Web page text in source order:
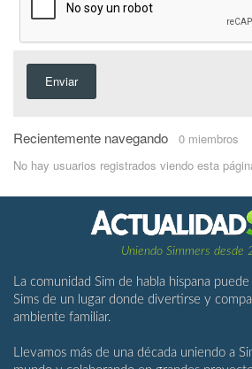
Enviar
Recientemente navegando 0 miembros
No hay usuarios registrados viendo esta
Uniendo Simmers desde
La comunidad Sim de habla hispana
Sims de un lugar donde divertirse y
ambiente familiar.
Llevamos más de una década uniendo a